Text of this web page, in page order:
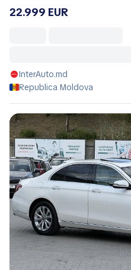
22.999 EUR
InterAuto.md
Republica Moldova